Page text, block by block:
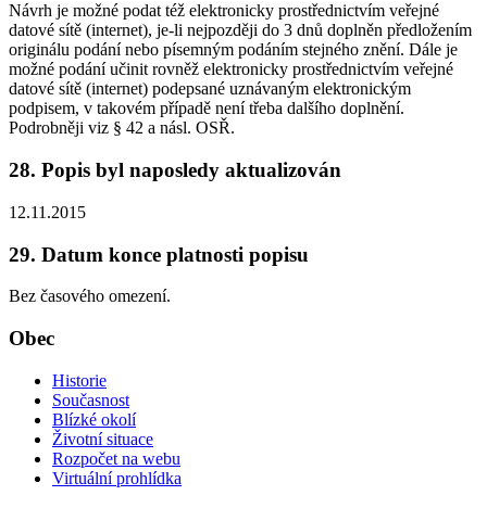
Návrh je možné podat též elektronicky prostřednictvím veřejné
datové sítě (internet), je-li nejpozději do 3 dnů doplněn předložením
originálu podání nebo písemným podáním stejného znění. Dále je
možné podání učinit rovněž elektronicky prostřednictvím veřejné
datové sítě (internet) podepsané uznávaným elektronickým
podpisem, v takovém případě není třeba dalšího doplnění.
Podrobněji viz § 42 a násl. OSŘ.
28. Popis byl naposledy aktualizován
12.11.2015
29. Datum konce platnosti popisu
Bez časového omezení.
Obec
Historie
Současnost
Blízké okolí
Životní situace
Rozpočet na webu
Virtuální prohlídka